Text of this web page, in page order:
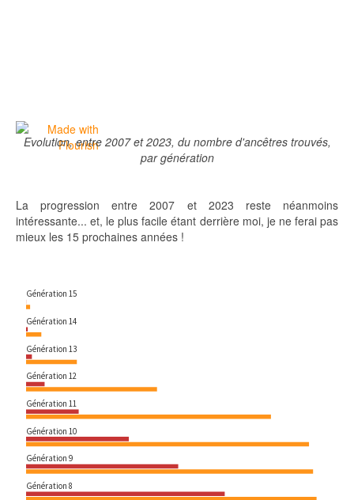
Evolution, entre 2007 et 2023, du nombre d'ancêtres trouvés,
par génération
La progression entre 2007 et 2023 reste néanmoins
intéressante... et, le plus facile étant derrière moi, je ne ferai pas
mieux les 15 prochaines années !